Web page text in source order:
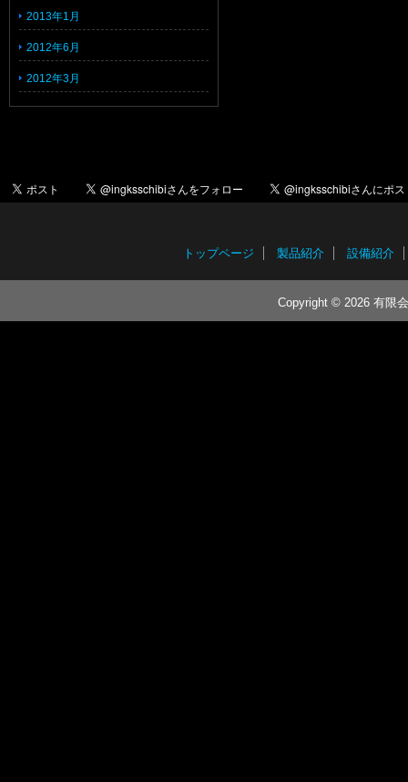
2013年1月
2012年6月
2012年3月
トップページ 製品紹介 設備紹介
Copyright © 2026 有限